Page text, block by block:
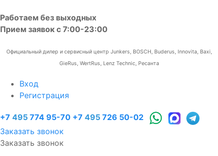
Работаем без выходных
Прием заявок с 7:00-23:00
Официальный дилер и сервисный центр Junkers, BOSCH, Buderus, Innovita, Baxi,
GieRus, WertRus, Lenz Technic, Ресанта
Вход
Регистрация
+7 495 774 95-70 +7 495 726 50-02
Заказать звонок
Заказать звонок